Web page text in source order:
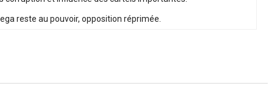
reste au pouvoir, opposition réprimée.